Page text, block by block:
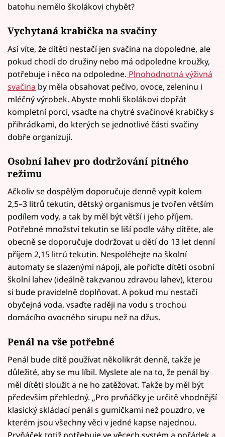
batohu nemělo školákovi chybět?
Vychytaná krabička na svačiny
Asi víte, že dítěti nestačí jen svačina na dopoledne, ale
pokud chodí do družiny nebo má odpoledne kroužky,
potřebuje i něco na odpoledne. Plnohodnotná výživná
svačina by měla obsahovat pečivo, ovoce, zeleninu i
mléčný výrobek. Abyste mohli školákovi dopřát
kompletní porci, vsaďte na chytré svačinové krabičky s
přihrádkami, do kterých se jednotlivé části svačiny
dobře organizují.
Osobní lahev pro dodržování pitného
režimu
Ačkoliv se dospělým doporučuje denně vypít kolem
2,5–3 litrů tekutin, dětský organismus je tvořen větším
podílem vody, a tak by měl být větší i jeho příjem.
Potřebné množství tekutin se liší podle váhy dítěte, ale
obecně se doporučuje dodržovat u dětí do 13 let denní
příjem 2,15 litrů tekutin. Nespoléhejte na školní
automaty se slazenými nápoji, ale pořiďte dítěti osobní
školní lahev (ideálně takzvanou zdravou lahev), kterou
si bude pravidelně doplňovat. A pokud mu nestačí
obyčejná voda, vsaďte raději na vodu s trochou
domácího ovocného sirupu než na džus.
Penál na vše potřebné
Penál bude dítě používat několikrát denně, takže je
důležité, aby se mu líbil. Myslete ale na to, že penál by
měl dítěti sloužit a ne ho zatěžovat. Takže by měl být
především přehledný. „Pro prvňáčky je určitě vhodnější
klasický skládací penál s gumičkami než pouzdro, ve
kterém jsou všechny věci v jedné kapse najednou.